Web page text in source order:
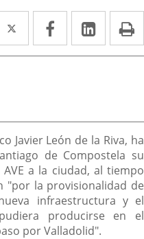
Twitter
Enlace
a
externa.
Facebook
Enlace
a
externa.
Enlace
a
Javier León de la Riva, ha
de Compostela su
a la ciudad, al tiempo
"por la provisionalidad de
infraestructura y el
producirse en el
por Valladolid".